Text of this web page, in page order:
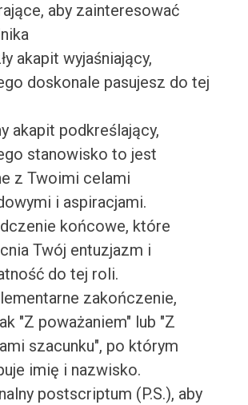
aby zainteresować
akapit wyjaśniający,
doskonale pasujesz do tej
akapit podkreślający,
stanowisko to jest
z Twoimi celami
i aspiracjami.
końcowe, które
Twój entuzjazm i
do tej roli.
zakończenie,
"Z poważaniem" lub "Z
szacunku", po którym
imię i nazwisko.
postscriptum (P.S.), aby